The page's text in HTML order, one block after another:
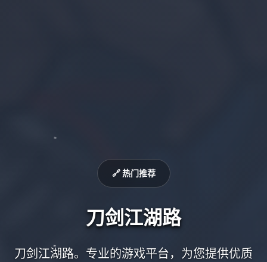
🔗 热门推荐
刀剑江湖路
刀剑江湖路。专业的游戏平台，为您提供优质